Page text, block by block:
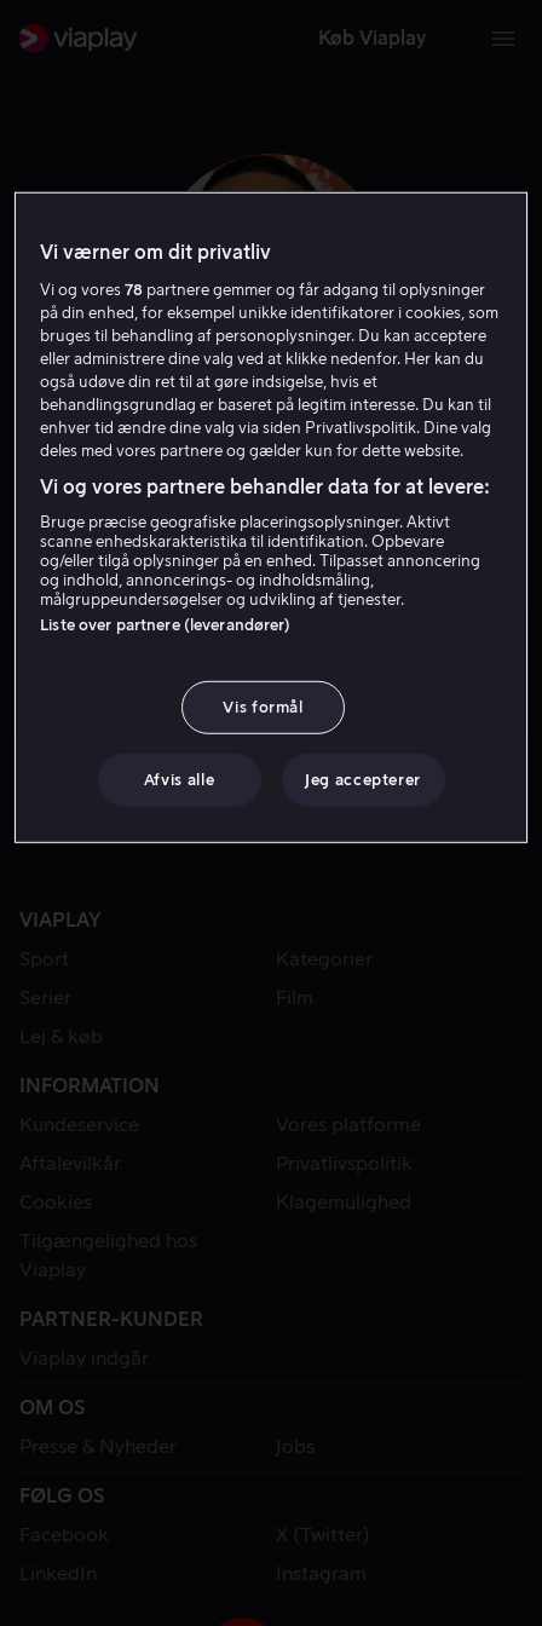
Køb Viaplay
Chris Greene
Skuespiller Gæst
VIAPLAY
Sport
Kategorier
Serier
Film
Lej & køb
INFORMATION
Kundeservice
Vores platforme
Aftalevilkår
Privatlivspolitik
Cookies
Klagemulighed
Tilgængelighed hos
Viaplay
PARTNER-KUNDER
Viaplay indgår
OM OS
Presse & Nyheder
Jobs
FØLG OS
Facebook
X (Twitter)
LinkedIn
Instagram
Vi værner om dit privatliv
Vi og vores78 partnere gemmer og får adgang til oplysninger
på din enhed, for eksempel unikke identifikatorer i cookies, som
bruges til behandling af personoplysninger. Du kan acceptere
eller administrere dine valg ved at klikke nedenfor. Her kan du
også udøve din ret til at gøre indsigelse, hvis et
behandlingsgrundlag er baseret på legitim interesse. Du kan til
enhver tid ændre dine valg via siden Privatlivspolitik. Dine valg
deles med vores partnere og gælder kun for dette website.
Vi og vores partnere behandler data for at levere:
Bruge præcise geografiske placeringsoplysninger. Aktivt
scanne enhedskarakteristika til identifikation. Opbevare
og/eller tilgå oplysninger på en enhed. Tilpasset annoncering
og indhold, annoncerings- og indholdsmåling,
målgruppeundersøgelser og udvikling af tjenester.
Liste over partnere (leverandører)
Vis formål
Afvis alle Jeg accepterer